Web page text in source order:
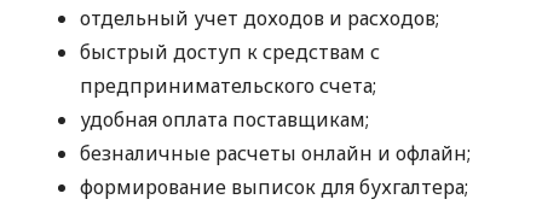
отдельный учет доходов и расходов;
быстрый доступ к средствам с
предпринимательского счета;
удобная оплата поставщикам;
безналичные расчеты онлайн и офлайн;
формирование выписок для бухгалтера;